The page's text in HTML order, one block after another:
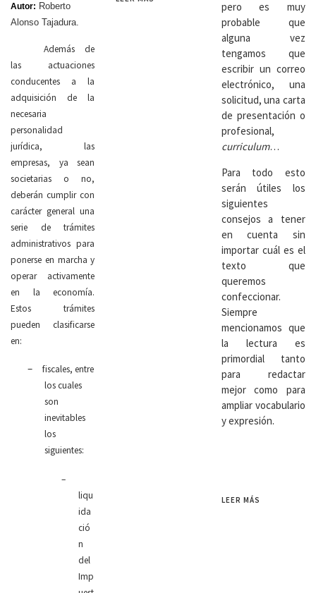
Autor: Roberto
Alonso Tajadura.
Además de
las actuaciones
conducentes a la
adquisición de la
necesaria
personalidad
jurídica, las
empresas, ya sean
societarias o no,
deberán cumplir con
carácter general una
serie de trámites
administrativos para
ponerse en marcha y
operar activamente
en la economía.
Estos trámites
pueden clasificarse
en:
–
fiscales, entre
los cuales
son
inevitables
los
siguientes:
–
liqu
ida
ció
n
del
Imp
pero es muy
probable que
alguna vez
tengamos que
escribir un correo
electrónico, una
solicitud, una carta
de presentación o
profesional,
curriculum…
Para todo esto
serán útiles los
siguientes
consejos a tener
en cuenta sin
importar cuál es el
texto que
queremos
confeccionar.
Siempre
mencionamos que
la lectura es
primordial tanto
para redactar
mejor como para
ampliar vocabulario
y expresión.
LEER MÁS